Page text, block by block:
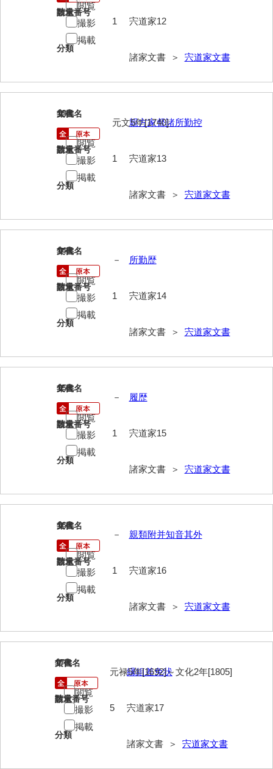
桂家文書（宇部市1）
桂家文書（宇部市2）
桂家文書（下関市長府）
桂家文書（大阪市）
門井家文書
金津家文書
金谷家文書
金子家文書
上村家文書
上矢田井手文書
嘉村家文書
亀田家文書
河崎家文書
河崎家文書（旧神代村）
河田家文書
河野家文書（美祢市）
神本正律文書
岸浩文庫
岸村家文書
木津屋家文書
木原家文書
木部家文書
木村家文書
木村家文書（山口市）
木村一人文書
請求番号
宍道家12
分類
諸家文書 ＞ 宍道家文書
数量
1
閲覧
撮影
掲載
13
文書名
親方家督諸所勤控
請求番号
宍道家13
分類
諸家文書 ＞ 宍道家文書
年代
元文5年[1740]
数量
1
閲覧
撮影
掲載
14
文書名
所勤歴
請求番号
宍道家14
分類
諸家文書 ＞ 宍道家文書
年代
－
数量
1
閲覧
撮影
掲載
15
文書名
履歴
請求番号
宍道家15
分類
諸家文書 ＞ 宍道家文書
年代
－
数量
1
閲覧
撮影
掲載
16
文書名
親類附并知音其外
請求番号
宍道家16
分類
諸家文書 ＞ 宍道家文書
年代
－
数量
1
閲覧
撮影
掲載
17
文書名
縁組差免状
請求番号
宍道家17
分類
諸家文書 ＞ 宍道家文書
年代
元禄5年[1692]～文化2年[1805]
数量
5
閲覧
撮影
掲載